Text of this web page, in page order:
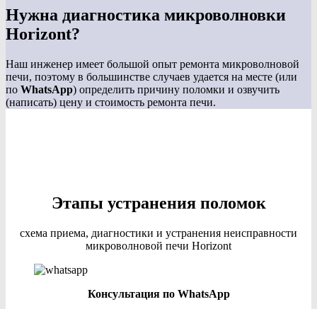
Нужна диагностика микроволновки
Horizont?
Наш инженер имеет большой опыт ремонта микроволновой
печи, поэтому в большинстве случаев удается на месте (или
по WhatsApp) определить причину поломки и озвучить
(написать) цену и стоимость ремонта печи.
Этапы устранения поломок
схема приема, диагностики и устранения неисправности
микроволновой печи Horizont
Консультация по WhatsApp